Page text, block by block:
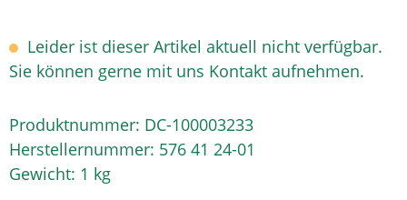
Leider ist dieser Artikel aktuell nicht verfügbar.
Sie können gerne mit uns Kontakt aufnehmen.
Produktnummer: DC-100003233
Herstellernummer: 576 41 24-01
Gewicht: 1 kg